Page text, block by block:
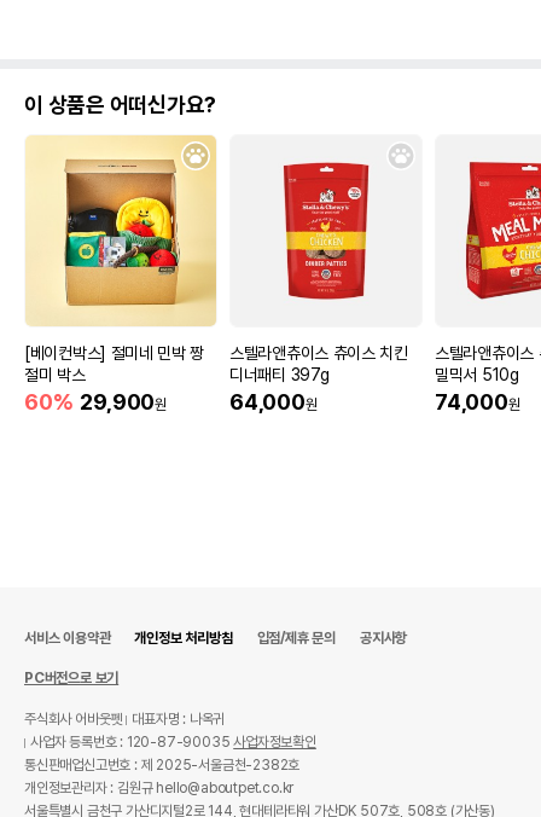
이 상품은 어떠신가요?
[베이컨박스] 절미네 민박 짱
절미 박스
60% 29,900원
스텔라앤츄이스 츄이스 치킨
디너패티 397g
64,000원
스텔라앤츄이스
밀믹서 510g
74,000원
서비스 이용약관 개인정보 처리방침 입점/제휴 문의 공지사항
PC버전으로 보기
주식회사 어바웃펫
대표자명 : 나옥귀
사업자 등록번호 : 120-87-90035사업자정보확인
통신판매업신고번호 : 제 2025-서울금천-2382호
개인정보관리자 : 김원규 hello@aboutpet.co.kr
서울특별시 금천구 가산디지털2로 144, 현대테라타워 가산DK 507호, 508호 (가산동)